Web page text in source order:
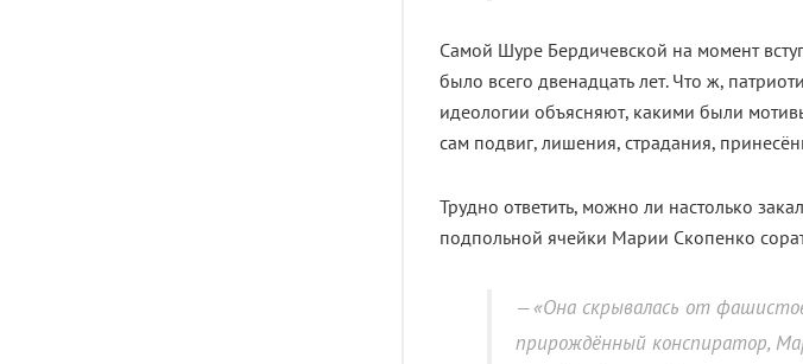
Самой Шуре Бердичевской на момент
было всего двенадцать лет. Что ж,
идеологии объясняют, какими были
сам подвиг, лишения, страдания,
Трудно ответить, можно ли настолько
подпольной ячейки Марии Скопенко
«Она скрывалась от
прирождённый конспиратор,